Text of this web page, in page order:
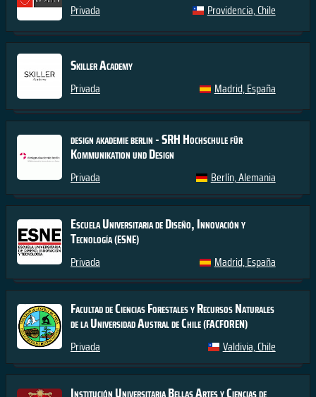
Privada Providencia, Chile
Skiller Academy
Privada Madrid, España
design akademie berlin - SRH Hochschule für
Kommunikation und Design
Privada Berlín, Alemania
Escuela Universitaria de Diseño, Innovación y
Tecnología(ESNE)
Privada Madrid, España
Facultad de Ciencias Forestales y Recursos Naturales
de la Universidad Austral de Chile(FACFOREN)
Privada Valdivia, Chile
Institución Universitaria Bellas Artes y Ciencias de